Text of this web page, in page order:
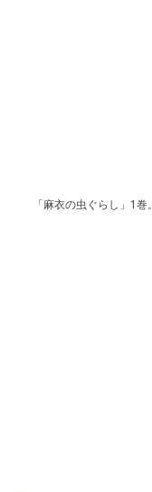
「麻衣の虫ぐらし」1巻。